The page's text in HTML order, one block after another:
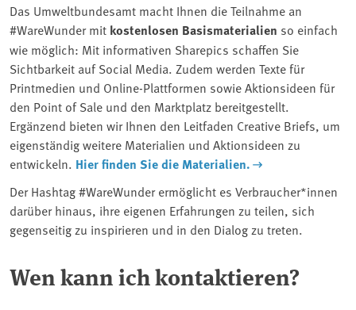
Das Umweltbundesamt macht Ihnen die Teilnahme an
#WareWunder mit kostenlosen Basismaterialien so einfach
wie möglich: Mit informativen Sharepics schaffen Sie
Sichtbarkeit auf Social Media. Zudem werden Texte für
Printmedien und Online-Plattformen sowie Aktionsideen für
den Point of Sale und den Marktplatz bereitgestellt.
Ergänzend bieten wir Ihnen den Leitfaden Creative Briefs, um
eigenständig weitere Materialien und Aktionsideen zu
entwickeln. Hier finden Sie die Materialien.
Der Hashtag #WareWunder ermöglicht es Verbraucher*innen
darüber hinaus, ihre eigenen Erfahrungen zu teilen, sich
gegenseitig zu inspirieren und in den Dialog zu treten.
Wen kann ich kontaktieren?